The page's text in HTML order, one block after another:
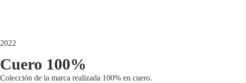
2022
Cuero 100%
Colección de la marca realizada 100% en cuero.